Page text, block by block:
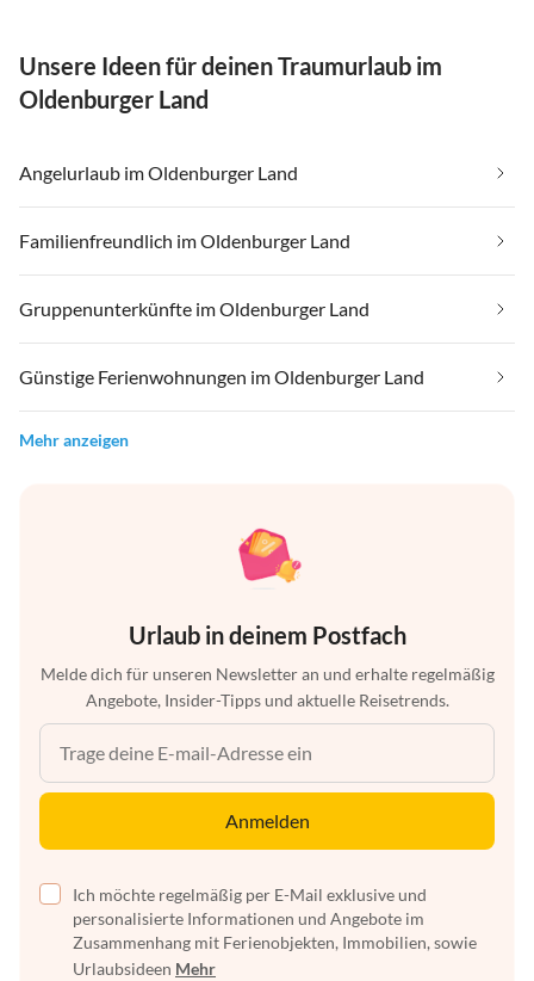
Unsere Ideen für deinen Traumurlaub im
Oldenburger Land
Angelurlaub im Oldenburger Land
Familienfreundlich im Oldenburger Land
Gruppenunterkünfte im Oldenburger Land
Günstige Ferienwohnungen im Oldenburger Land
Mehr anzeigen
Urlaub in deinem Postfach
Melde dich für unseren Newsletter an und erhalte regelmäßig
Angebote, Insider-Tipps und aktuelle Reisetrends.
Anmelden
Ich möchte regelmäßig per E-Mail exklusive und
personalisierte Informationen und Angebote im
Zusammenhang mit Ferienobjekten, Immobilien, sowie
Urlaubsideen Mehr